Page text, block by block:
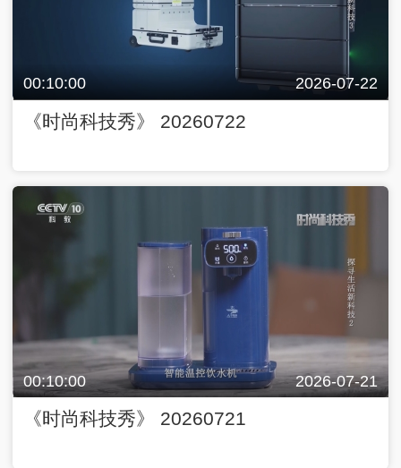
00:10:00 2026-07-22
《时尚科技秀》 20260722
00:10:00 2026-07-21
《时尚科技秀》 20260721